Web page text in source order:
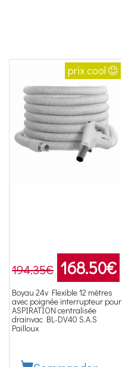
prix cool
194.35€ 168.50€
Boyau 24v Flexible 12 mètres
avec poignée interrupteur pour
ASPIRATION centralisée
drainvac BL-DV40 S.A.S
Pailloux